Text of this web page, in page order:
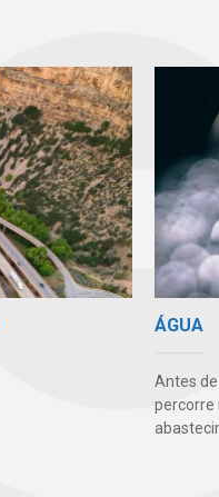
ÁGUA
Antes
percorre